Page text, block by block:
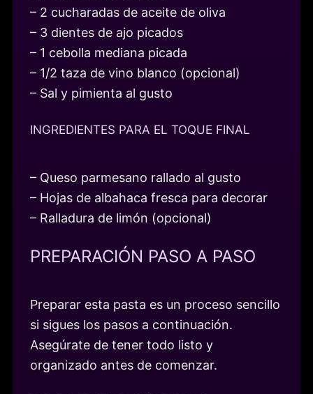
– 2 cucharadas de aceite de oliva
– 3 dientes de ajo picados
– 1 cebolla mediana picada
– 1/2 taza de vino blanco (opcional)
– Sal y pimienta al gusto
INGREDIENTES PARA EL TOQUE FINAL
– Queso parmesano rallado al gusto
– Hojas de albahaca fresca para decorar
– Ralladura de limón (opcional)
PREPARACIÓN PASO A PASO
Preparar esta pasta es un proceso sencillo
si sigues los pasos a continuación.
Asegúrate de tener todo listo y
organizado antes de comenzar.